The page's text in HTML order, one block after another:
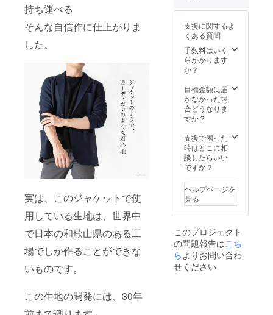
持ち運べる
そんな自信作に仕上がりま
した。
実は、このジャケットで使
用している生地は、世界中
で日本の和歌山県のある工
場でしか作ることができな
いものです。
この生地の開発には、30年
合によ
り出荷
時期が
遅れる
場合が
ござい
は速や
かにご
連絡致
する可
ござい
ます。
※デザイ
ン/仕様
は変更
可能性
がござ
いま
す。 ※
状況、
使用部
材の供
給状
造工程
上の都
合によ
り出荷
遅れる
場合が
ござい
ます。
その際
支援に関するよ
くある質問
手数料はいく
らかかります
か？
目標金額に届
かなかった場
合どうなりま
すか？
支援で困った
時はどこに相
談したらいい
ですか？
ヘルプページを
見る
このプロジェクト
の問題報告はこち
ら よりお問い合わ
せください